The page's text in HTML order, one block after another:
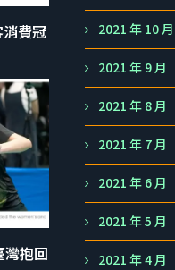
費冠
灣抱回
2021 年 10 月
2021 年 9 月
2021 年 8 月
2021 年 7 月
2021 年 6 月
2021 年 5 月
2021 年 4 月